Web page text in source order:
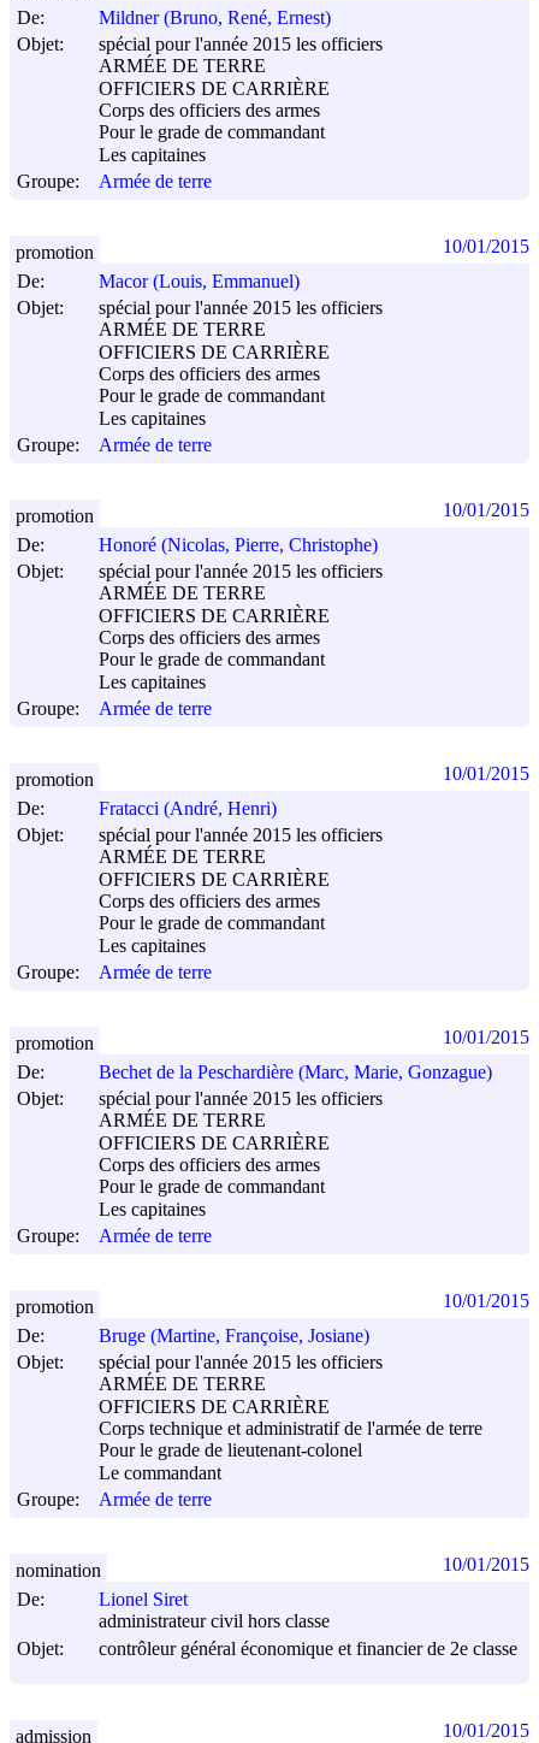
De:
Mildner (Bruno, René, Ernest)
Objet:
spécial pour l'année 2015 les officiers
ARMÉE DE TERRE
OFFICIERS DE CARRIÈRE
Corps des officiers des armes
Pour le grade de commandant
Les capitaines
Groupe:
Armée de terre
De:
Macor (Louis, Emmanuel)
Objet:
spécial pour l'année 2015 les officiers
ARMÉE DE TERRE
OFFICIERS DE CARRIÈRE
Corps des officiers des armes
Pour le grade de commandant
Les capitaines
Groupe:
Armée de terre
promotion 10/01/2015
De:
Honoré (Nicolas, Pierre, Christophe)
Objet:
spécial pour l'année 2015 les officiers
ARMÉE DE TERRE
OFFICIERS DE CARRIÈRE
Corps des officiers des armes
Pour le grade de commandant
Les capitaines
Groupe:
Armée de terre
promotion 10/01/2015
De:
Fratacci (André, Henri)
Objet:
spécial pour l'année 2015 les officiers
ARMÉE DE TERRE
OFFICIERS DE CARRIÈRE
Corps des officiers des armes
Pour le grade de commandant
Les capitaines
Groupe:
Armée de terre
promotion 10/01/2015
De:
Bechet de la Peschardière (Marc, Marie, Gonzague)
Objet:
spécial pour l'année 2015 les officiers
ARMÉE DE TERRE
OFFICIERS DE CARRIÈRE
Corps des officiers des armes
Pour le grade de commandant
Les capitaines
Groupe:
Armée de terre
promotion 10/01/2015
De:
Bruge (Martine, Françoise, Josiane)
Objet:
spécial pour l'année 2015 les officiers
ARMÉE DE TERRE
OFFICIERS DE CARRIÈRE
Corps technique et administratif de l'armée de terre
Pour le grade de lieutenant-colonel
Le commandant
Groupe:
Armée de terre
promotion 10/01/2015
De:
Lionel Siret
administrateur civil hors classe
Objet:
contrôleur général économique et financier de 2e classe
nomination 10/01/2015
admission 10/01/2015